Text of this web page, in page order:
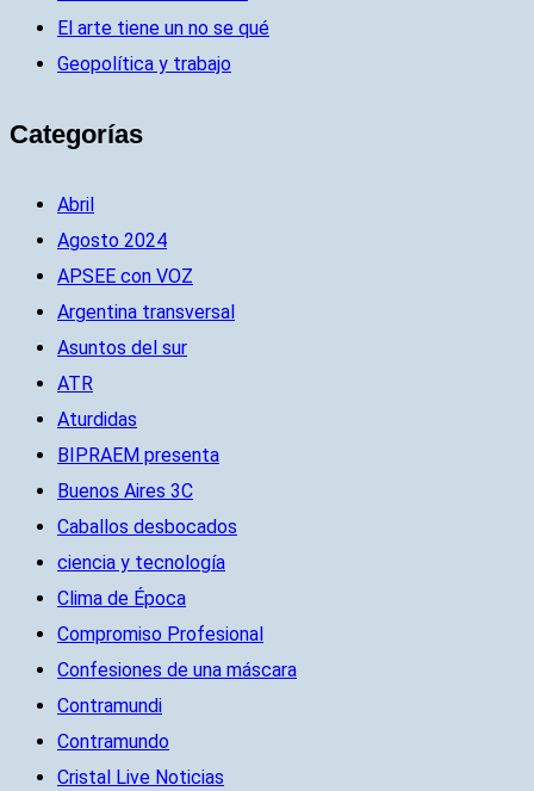
El arte tiene un no se qué
Geopolítica y trabajo
Categorías
Abril
Agosto 2024
APSEE con VOZ
Argentina transversal
Asuntos del sur
ATR
Aturdidas
BIPRAEM presenta
Buenos Aires 3C
Caballos desbocados
ciencia y tecnología
Clima de Época
Compromiso Profesional
Confesiones de una máscara
Contramundi
Contramundo
Cristal Live Noticias